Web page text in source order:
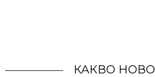
КАКВО НОВО